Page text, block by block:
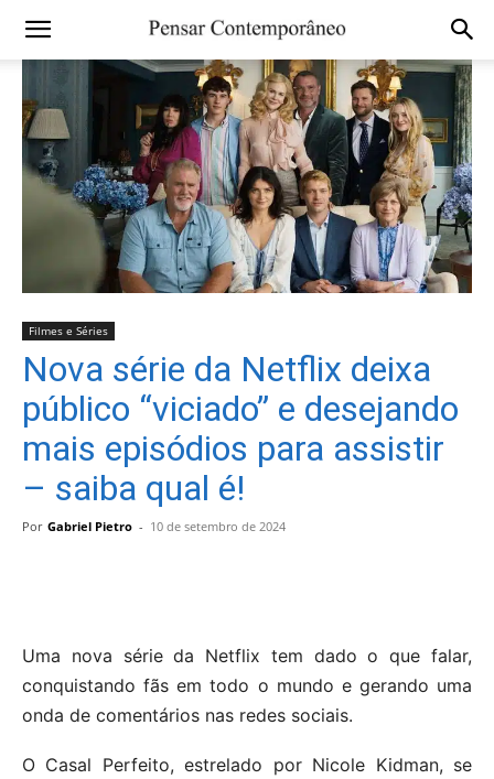
Filmes e Séries
Nova série da Netflix deixa
público “viciado” e desejando
mais episódios para assistir
– saiba qual é!
Por Gabriel Pietro - 10 de setembro de 2024
Uma nova série da Netflix tem dado o que falar,
conquistando fãs em todo o mundo e gerando uma
onda de comentários nas redes sociais.
O Casal Perfeito, estrelado por Nicole Kidman, se